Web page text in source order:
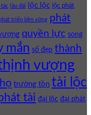
tác lâu dài lộc lộc lộc phát
triển bền vững phát
quyền lực song
mắn số đẹp thành
vượng
trường tồn tài lộc
tài đại lộc đại phát